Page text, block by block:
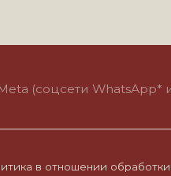
Пользовательское соглашение